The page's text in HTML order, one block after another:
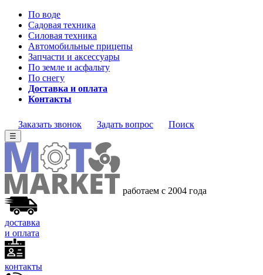
По воде
Садовая техника
Силовая техника
Автомобильные прицепы
Запчасти и аксессуары
По земле и асфальту
По снегу
Доставка и оплата
Контакты
Заказать звонок Задать вопрос Поиск
☰
работаем с 2004 года
доставка
и оплата
контакты